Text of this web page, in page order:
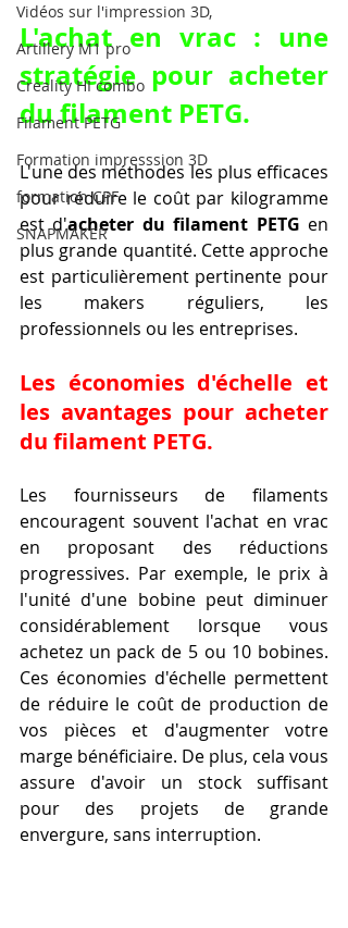
Vidéos sur l'impression 3D,
Artillery M1 pro
Creality HI combo
Filament PETG
Formation impresssion 3D
formation CPF
SNAPMAKER
L'achat en vrac : une
stratégie pour acheter
du filament PETG.
L'une des méthodes les plus efficaces
pour réduire le coût par kilogramme
est d'acheter du filament PETG en
plus grande quantité. Cette approche
est particulièrement pertinente pour
les makers réguliers, les
professionnels ou les entreprises.
Les économies d'échelle et
les avantages pour acheter
du filament PETG.
Les fournisseurs de filaments
encouragent souvent l'achat en vrac
en proposant des réductions
progressives. Par exemple, le prix à
l'unité d'une bobine peut diminuer
considérablement lorsque vous
achetez un pack de 5 ou 10 bobines.
Ces économies d'échelle permettent
de réduire le coût de production de
vos pièces et d'augmenter votre
marge bénéficiaire. De plus, cela vous
assure d'avoir un stock suffisant
pour des projets de grande
envergure, sans interruption.